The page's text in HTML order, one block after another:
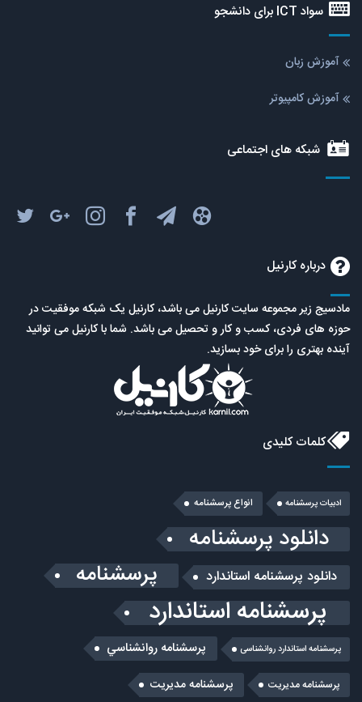
سواد ICT برای دانشجو
آموزش زبان
آموزش کامپیوتر
شبکه های اجتماعی
درباره کارنیل
مادسیج زیر مجموعه سایت کارنیل می باشد، کارنیل یک شبکه موفقیت در
حوزه های فردی، کسب و کار و تحصیل می باشد. شما با کارنیل می توانید
آینده بهتری را برای خود بسازید.
کلمات کلیدی
ادبیات پرسشنامه انواع پرسشنامه
دانلود پرسشنامه
دانلود پرسشنامه استاندارد پرسشنامه
پرسشنامه استاندارد
پرسشنامه استاندارد روانشناسی پرسشنامه روانشناسي
پرسشنامه مديريت پرسشنامه مدیریت